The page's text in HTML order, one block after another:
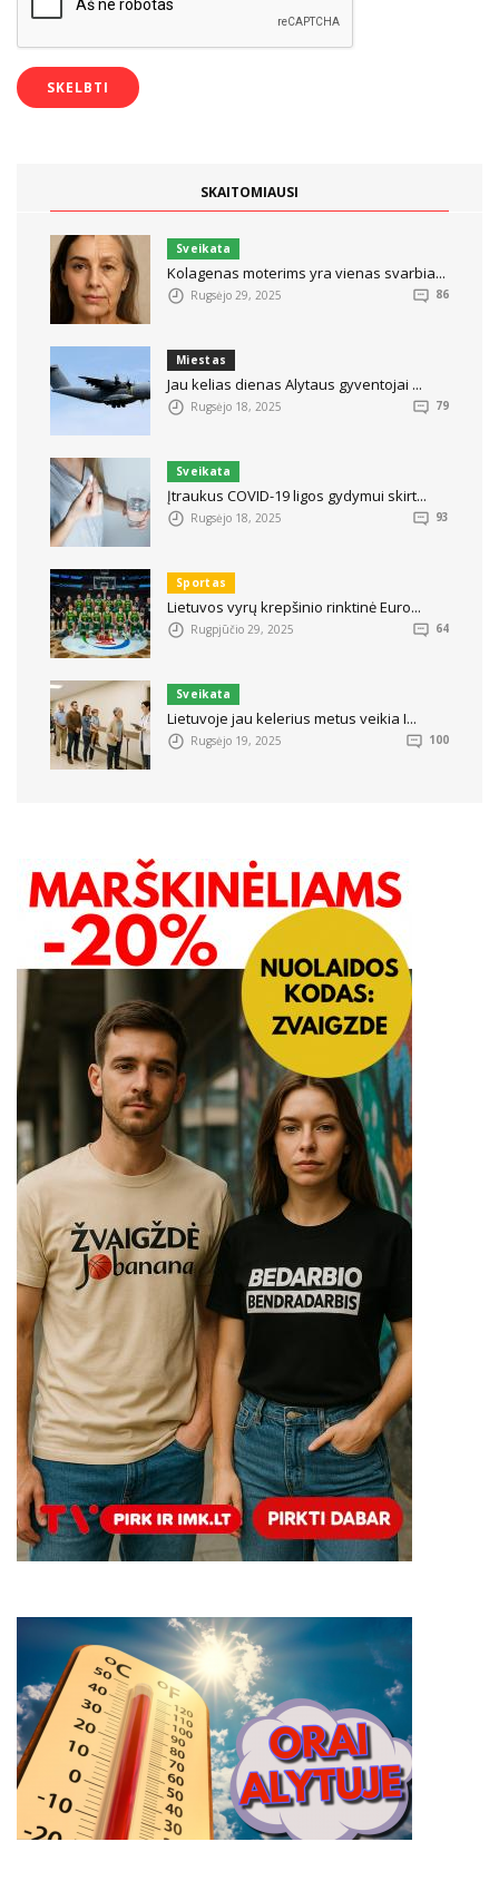
SKAITOMIAUSI
Sveikata
Kolagenas moterims yra vienas svarbia...
Rugsėjo 29, 2025 86
Miestas
Jau kelias dienas Alytaus gyventojai ...
Rugsėjo 18, 2025 79
Sveikata
Įtraukus COVID-19 ligos gydymui skirt...
Rugsėjo 18, 2025 93
Sportas
Lietuvos vyrų krepšinio rinktinė Euro...
Rugpjūčio 29, 2025 64
Sveikata
Lietuvoje jau kelerius metus veikia I...
Rugsėjo 19, 2025 100